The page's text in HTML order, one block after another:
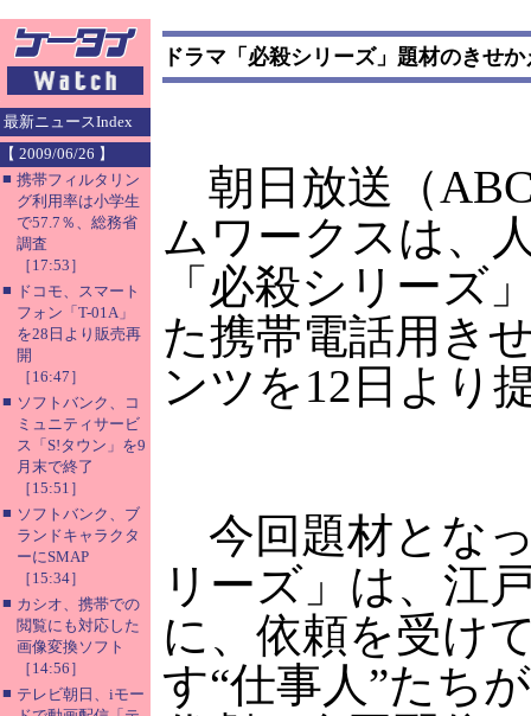
最新ニュースIndex
【 2009/06/26 】
■ 携帯フィルタリン
グ利用率は小学生
で57.7％、総務省
調査
［17:53］
■ ドコモ、スマート
フォン「T-01A」
を28日より販売再
開
［16:47］
■ ソフトバンク、コ
ミュニティサービ
ス「S!タウン」を9
月末で終了
［15:51］
■ ソフトバンク、ブ
ランドキャラクタ
ーにSMAP
［15:34］
■ カシオ、携帯での
閲覧にも対応した
画像変換ソフト
［14:56］
■ テレビ朝日、iモー
ドラマ「必殺シリーズ」題材のきせ
朝日放送（
ムワークスは、
「必殺シリーズ
た携帯電話用き
ンツを12日より
今回題材とな
リーズ」は、江
に、依頼を受け
す“仕事人”たち